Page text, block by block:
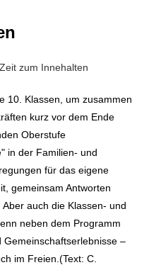
10. Klassen, um zusammen
kurz vor dem Ende
Oberstufe
in der Familien- und
für das eigene
gemeinsam Antworten
auch die Klassen- und
neben dem Programm
–
im Freien.(Text: C.